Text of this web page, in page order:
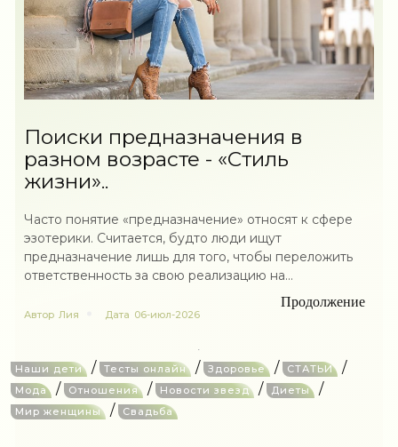
Поиски предназначения в
разном возрасте - «Стиль
жизни»..
Часто понятие «предназначение» относят к сфере
эзотерики. Считается, будто люди ищут
предназначение лишь для того, чтобы переложить
ответственность за свою реализацию на...
Продолжение
Автор Лия Дата 06-июл-2026
Наши дети / Тесты онлайн / Здоровье / СТАТЬИ /
Мода / Отношения / Новости звезд / Диеты /
Мир женщины / Свадьба